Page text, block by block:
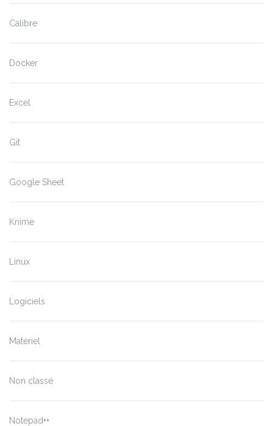
Calibre
Docker
Excel
Git
Google Sheet
Knime
Linux
Logiciels
Matériel
Non classé
Notepad++